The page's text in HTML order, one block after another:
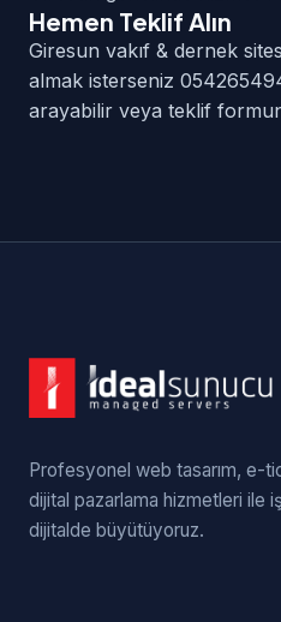
Hemen Teklif Alın
Giresun vakıf & dernek
almak isterseniz
arayabilir veya teklif
Profesyonel web tasarım, e-
dijital pazarlama hizmetleri ile
dijitalde büyütüyoruz.